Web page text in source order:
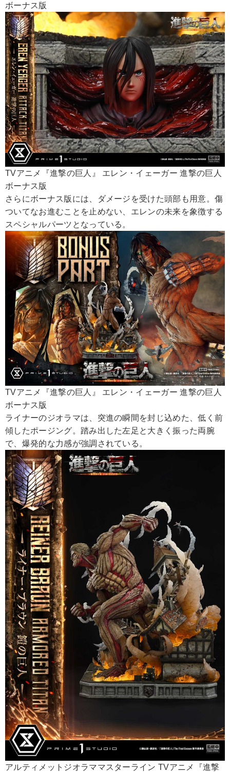
ボーナス版
TVアニメ『進撃の巨人』 エレン・イェーガー 進撃の巨人
ボーナス版
さらにボーナス版には、ダメージを受けた頭部も用意。傷
ついてなお進むことを止めない、エレンの未来を象徴する
スペシャルパーツとなっている。
TVアニメ『進撃の巨人』 エレン・イェーガー 進撃の巨人
ボーナス版
ライナーのジオラマは、突進の瞬間を封じ込めた、低く前
傾したポージング。踏み出した左足と大きく振った両腕
で、爆発的な力感が強調されている。
アルティメットジオラママスターライン TVアニメ『進撃